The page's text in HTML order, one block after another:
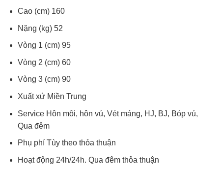
Cao (cm) 160
Nặng (kg) 52
Vòng 1 (cm) 95
Vòng 2 (cm) 60
Vòng 3 (cm) 90
Xuất xứ Miền Trung
Service Hôn môi, hôn vú, Vét máng, HJ, BJ, Bóp vú,
Qua đêm
Phụ phí Tùy theo thỏa thuận
Hoạt động 24h/24h. Qua đêm thỏa thuận